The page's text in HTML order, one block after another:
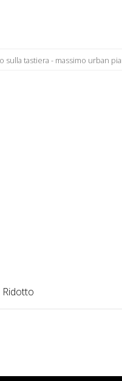
sulla tastiera - massimo urban
Ridotto